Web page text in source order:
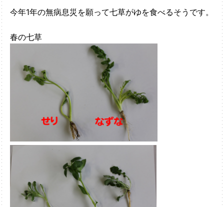
今年1年の無病息災を願って七草がゆを食べるそうです。
春の七草